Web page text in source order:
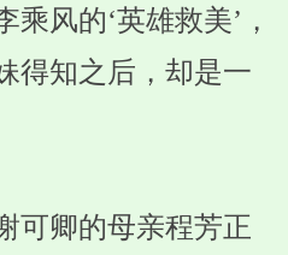
风的‘英雄救美’，
得知之后，却是一
可卿的母亲程芳正